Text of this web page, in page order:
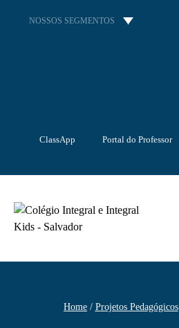
NOSSOS SEGMENTOS
ClassApp Portal do Professor
Home Projetos Pedagógicos